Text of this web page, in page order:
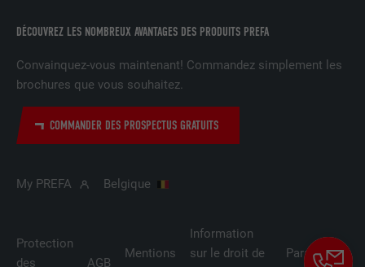
DÉCOUVREZ LES NOMBREUX AVANTAGES DES PRODUITS PREFA
Convainquez-vous maintenant! Commandez simplement les
brochures que vous souhaitez.
COMMANDER DES PROSPECTUS GRATUITS
My PREFA Belgique
Protection
des
AGB
Mentions
Information
sur le droit de
Paramètres
EXPIRATION 1 jour
UTILITÉ
Utilisé par le service de réseau social
LinkedIn pour suivre l'utilisation de
FOURNISSEUR LinkedIn